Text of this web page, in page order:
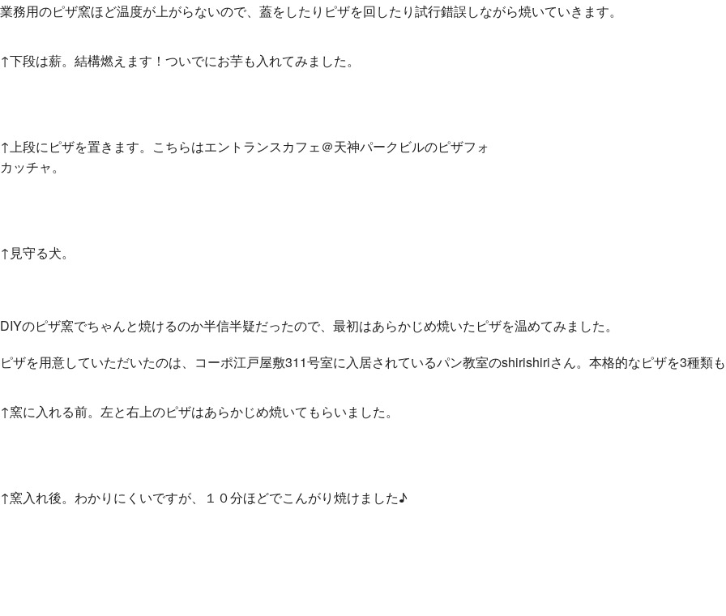
業務用のピザ窯ほど温度が上がらないので、蓋をしたりピザを回したり試行錯誤しながら焼いていきます。
↑下段は薪。結構燃えます！ついでにお芋も入れてみました。
↑上段にピザを置きます。こちらはエントランスカフェ＠天神パークビルのピザフォ
カッチャ。
↑見守る犬。
DIYのピザ窯でちゃんと焼けるのか半信半疑だったので、最初はあらかじめ焼いたピザを温めてみました。
ピザを用意していただいたのは、コーポ江戸屋敷311号室に入居されているパン教室のshirishiriさん。本格的なピザを3種類
↑窯に入れる前。左と右上のピザはあらかじめ焼いてもらいました。
↑窯入れ後。わかりにくいですが、１０分ほどでこんがり焼けました♪